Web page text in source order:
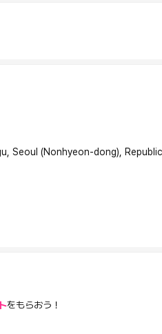
Seoul (Nonhyeon-dong),
をもらおう！